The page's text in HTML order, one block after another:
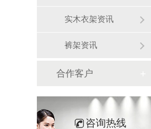
实木衣架资讯
裤架资讯
合作客户
咨询热线